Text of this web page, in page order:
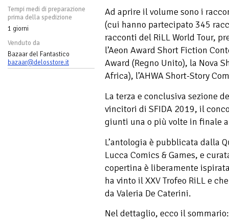
Tempi medi di preparazione
prima della spedizione
1 giorni
Venduto da
Bazaar del Fantastico
bazaar@delosstore.it
Ad aprire il volume sono i
(cui hanno partecipato 345
racconti del RiLL World Tour,
l’Aeon Award Short Fiction
Award (Regno Unito), la Nova
Africa), l’AHWA Short-Story
La terza e conclusiva sezione
vincitori di SFIDA 2019, il
giunti una o più volte in finale
L’antologia è pubblicata dalla
Lucca Comics & Games, e
copertina è liberamente
ha vinto il XXV Trofeo RiLL e
da Valeria De Caterini.
Nel dettaglio, ecco il sommario: